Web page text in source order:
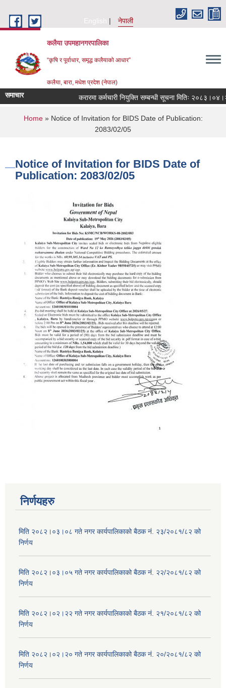
English
नेपाली
कलैया उपमहानगरपालिका
“कृषि र पूर्वाधार, समृद्ध कलैयाको आधार”
कलैया, बारा, मधेश प्रदेश (नेपाल)
समाचार करारमा कर्मचारी नियुक्ति सम्बन्धी सूचना मितिः २०८३।०४।२१
You are here
Home» Notice of Invitation for BIDS Date of Publication:
2083/02/05
Notice of Invitation for BIDS Date of
Publication: 2083/02/05
निर्णयहरु
मिति २०८२।०३।०८ गते नगर कार्यपालिकाको बैठक नं. २३/२०८१/८२ को
निर्णय
मिति २०८२।०३।०५ गते नगर कार्यपालिकाको बैठक नं. २२/२०८१/८२ को
निर्णय
मिति २०८२।०२।२२ गते नगर कार्यपालिकाको बैठक नं. २१/२०८१/८२ को
निर्णय
मिति २०८२।०२।२० गते नगर कार्यपालिकाको बैठक नं. २०/२०८१/८२ को
निर्णय